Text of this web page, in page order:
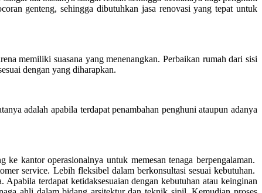
genteng, sehingga dibutuhkan jasa renovasi yang tepat untuk
memiliki suasana yang menenangkan. Perbaikan rumah dari sisi
dengan yang diharapkan.
adalah apabila terdapat penambahan penghuni ataupun adanya
kantor operasionalnya untuk memesan tenaga berpengalaman.
service. Lebih fleksibel dalam berkonsultasi sesuai kebutuhan.
terdapat ketidaksesuaian dengan kebutuhan atau keinginan